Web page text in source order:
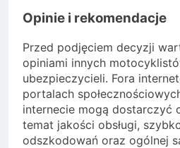
Opinie i rekomendacje
Przed podjęciem decyzji
opiniami innych
ubezpieczycieli. Fora
portalach
internecie mogą dostarczyć
temat jakości obsługi,
odszkodowań oraz ogólnej